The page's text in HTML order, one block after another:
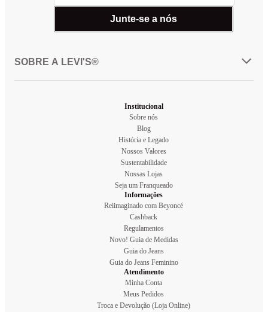
Junte-se a nós
SOBRE A LEVI'S®
Institucional
Sobre nós
Blog
História e Legado
Nossos Valores
Sustentabilidade
Nossas Lojas
Seja um Franqueado
Informações
Reiimaginado com Beyoncé
Cashback
Regulamentos
Novo! Guia de Medidas
Guia do Jeans
Guia do Jeans Feminino
Atendimento
Minha Conta
Meus Pedidos
Troca e Devolução (Loja Online)